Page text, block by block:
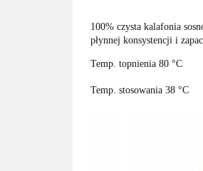
100% czysta kalafonia
płynnej konsystencji i
Temp. topnienia 80 °C
Temp. stosowania 38 °C